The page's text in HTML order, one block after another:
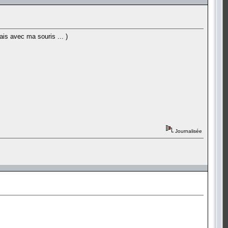
avec ma souris ... )
Journalisée